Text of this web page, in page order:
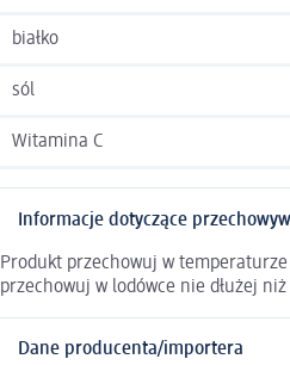
białko
sól
Witamina C
Informacje dotyczące
Produkt przechowuj w
przechowuj w lodówce nie dłużej niż
Dane producenta/importera